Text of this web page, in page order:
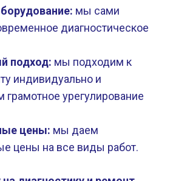
мы сами
диагностическое
подход: мы подходим к
индивидуально и
урегулирование
цены: мы даем
цены на все виды работ.